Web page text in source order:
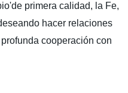
primera calidad, la Fe,
hacer relaciones
cooperación con